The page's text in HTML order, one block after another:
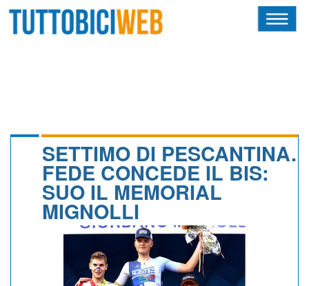
CALENDARIO
SETTIMO DI PESCANTINA.
FEDE CONCEDE IL BIS:
SUO IL MEMORIAL
MIGNOLLI